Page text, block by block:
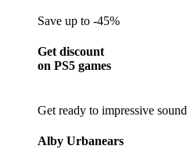
Save up to -45%
Get discount
on PS5 games
Get ready to impressive sound
Alby Urbanears